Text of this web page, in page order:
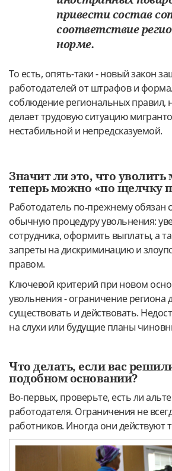
привести состав
соответствие
норме.
То есть, опять-таки - новый закон
работодателей от штрафов и
соблюдение региональных правил,
делает трудовую ситуацию
нестабильной и непредсказуемой.
Значит ли это, что уволить
теперь можно «по щелчку
Работодатель по‑прежнему обязан
обычную процедуру увольнения:
сотрудника, оформить выплаты, а
запреты на дискриминацию и
правом.
Ключевой критерий при новом
увольнения - ограничение региона
существовать и действовать.
на слухи или будущие планы
Что делать, если вас
подобном основании?
Во-первых, проверьте, есть ли
работодателя. Ограничения не
работников. Иногда они действуют